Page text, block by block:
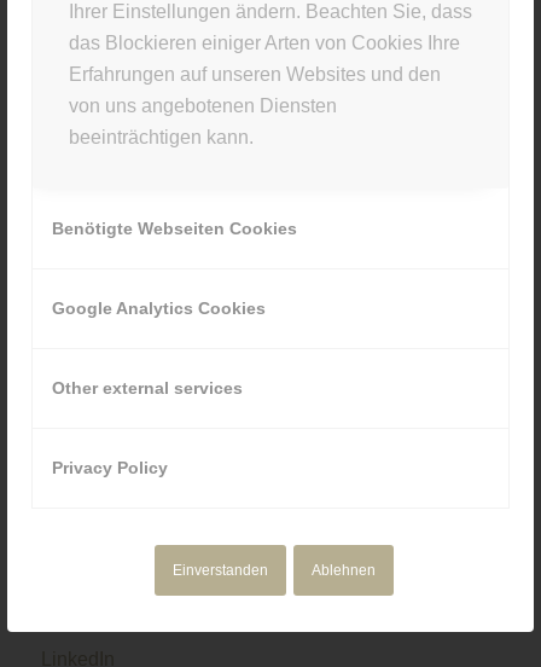
Ihrer Einstellungen ändern. Beachten Sie, dass
das Blockieren einiger Arten von Cookies Ihre
Erfahrungen auf unseren Websites und den
von uns angebotenen Diensten
beeinträchtigen kann.
Benötigte Webseiten Cookies
Google Analytics Cookies
Other external services
Privacy Policy
Einverstanden Ablehnen
STUDIO INFO
Materia Viva
Kellerstr. 43 · 81667 München
NAVIGATION
Corporate Media
Über uns